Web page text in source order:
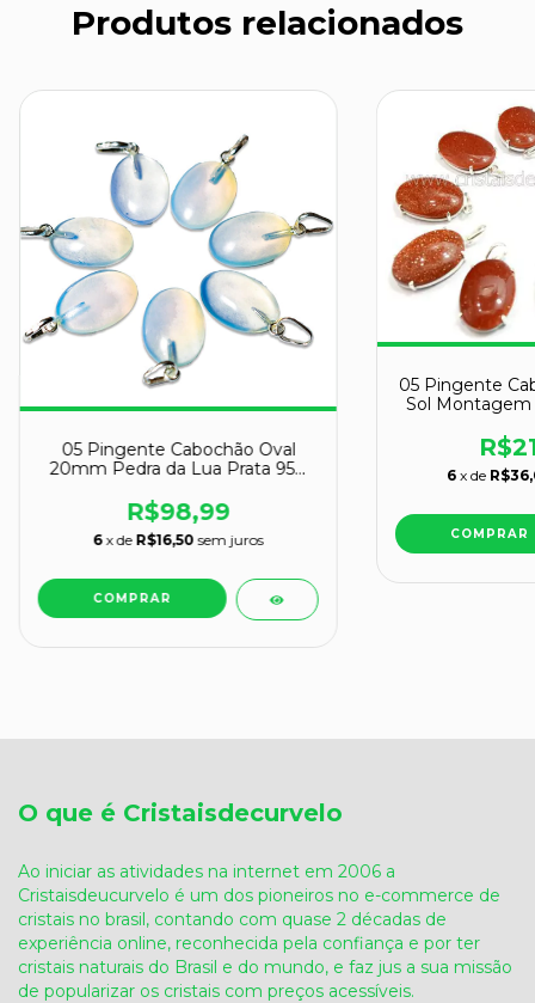
Produtos relacionados
05 Pingente Cabochão Oval
20mm Pedra da Lua Prata 950
R$98,99
6 x de R$16,50 sem juros
05 Pingente
Sol Montagem
6 x de
O que é Cristaisdecurvelo
Ao iniciar as atividades na internet em 2006 a
Cristaisdeucurvelo é um dos pioneiros no e-commerce de
cristais no brasil, contando com quase 2 décadas de
experiência online, reconhecida pela confiança e por ter
cristais naturais do Brasil e do mundo, e faz jus a sua missão
de popularizar os cristais com preços acessíveis.